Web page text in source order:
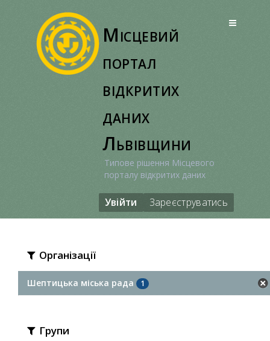
Місцевий
портал
відкритих
даних
Львівщини
Типове рішення Місцевого
порталу відкритих даних
Увійти Зареєструватись
Організації
Шептицька міська рада 1
Групи